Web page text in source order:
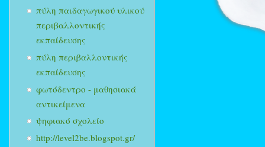
πύλη παιδαγωγικού υλικού
περιβαλλοντικής
εκπαίδευσης
πύλη περιβαλλοντικής
εκπαίδευσης
φωτόδεντρο - μαθησιακά
αντικείμενα
ψηφιακό σχολείο
http://level2be.blogspot.gr/